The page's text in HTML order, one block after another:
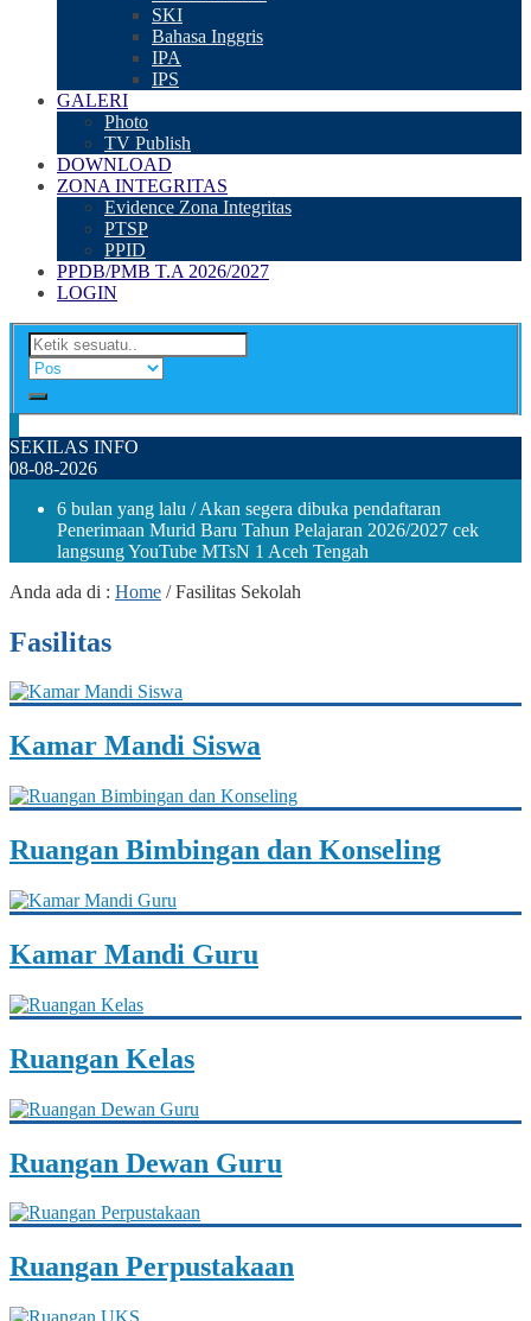
SKI
Bahasa Inggris
IPA
IPS
GALERI
Photo
TV Publish
DOWNLOAD
ZONA INTEGRITAS
Evidence Zona Integritas
PTSP
PPID
PPDB/PMB T.A 2026/2027
LOGIN
SEKILAS INFO
08-08-2026
6 bulan yang lalu / Akan segera dibuka pendaftaran
Penerimaan Murid Baru Tahun Pelajaran 2026/2027 cek
langsung YouTube MTsN 1 Aceh Tengah
Anda ada di : Home /Fasilitas Sekolah
Fasilitas
Kamar Mandi Siswa
Ruangan Bimbingan dan Konseling
Kamar Mandi Guru
Ruangan Kelas
Ruangan Dewan Guru
Ruangan Perpustakaan